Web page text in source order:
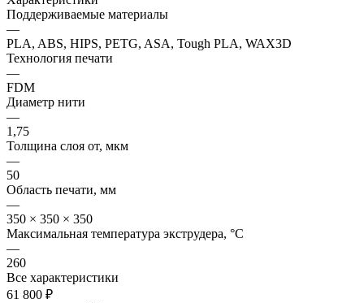
Поддерживаемые материалы
—
PLA, ABS, HIPS, PETG, ASA, Tough PLA, WAX3D
Технология печати
—
FDM
Диаметр нити
—
1,75
Толщина слоя от, мкм
—
50
Область печати, мм
—
350 × 350 × 350
Максимальная температура экструдера, °C
—
260
Все характеристики
61 800 ₽